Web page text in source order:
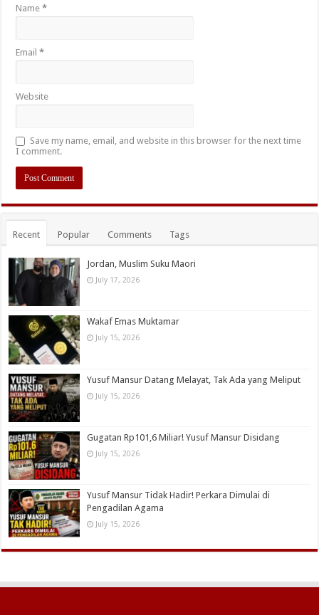
Name*
Email*
Website
Save my name, email, and website in this browser for the next time
I comment.
Recent Popular Comments Tags
Jordan, Muslim Suku Maori
July 17, 2026
Wakaf Emas Muktamar
July 15, 2026
Yusuf Mansur Datang Melayat, Tak Ada yang Meliput
July 15, 2026
Gugatan Rp101,6 Miliar! Yusuf Mansur Disidang
July 15, 2026
Yusuf Mansur Tidak Hadir! Perkara Dimulai di
Pengadilan Agama
July 15, 2026